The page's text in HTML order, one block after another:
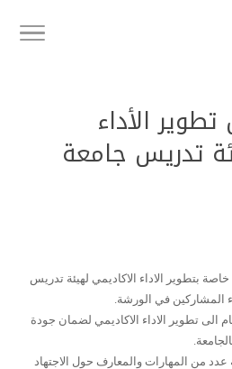
الأداء
تدريس جامعة
بتطوير الاداء الاكاديمي لهيئة تدريس
المشاركين في الورشة.
الى تطوير الاداء الاكاديمي لضمان جودة
من المهارات والمعارف حول الاجتهاد